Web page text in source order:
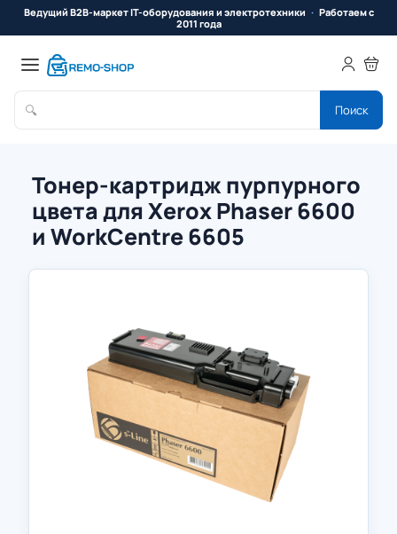
Ведущий B2B-маркет IT-оборудования и электротехники
Работаем с
2011 года
🔍 Поиск
Тонер-картридж пурпурного
цвета для Xerox Phaser 6600
и WorkCentre 6605